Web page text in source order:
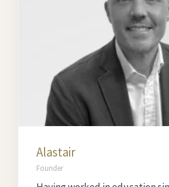
Alastair
Founder